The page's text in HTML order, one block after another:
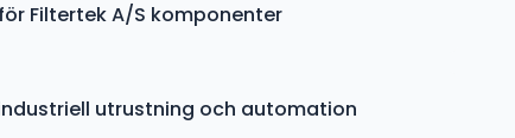
Filtertek A/S komponenter
utrustning och automation